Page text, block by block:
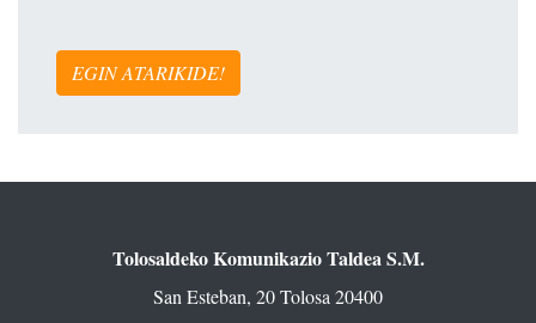
EGIN ATARIKIDE!
Tolosaldeko Komunikazio Taldea S.M.
San Esteban, 20 Tolosa 20400